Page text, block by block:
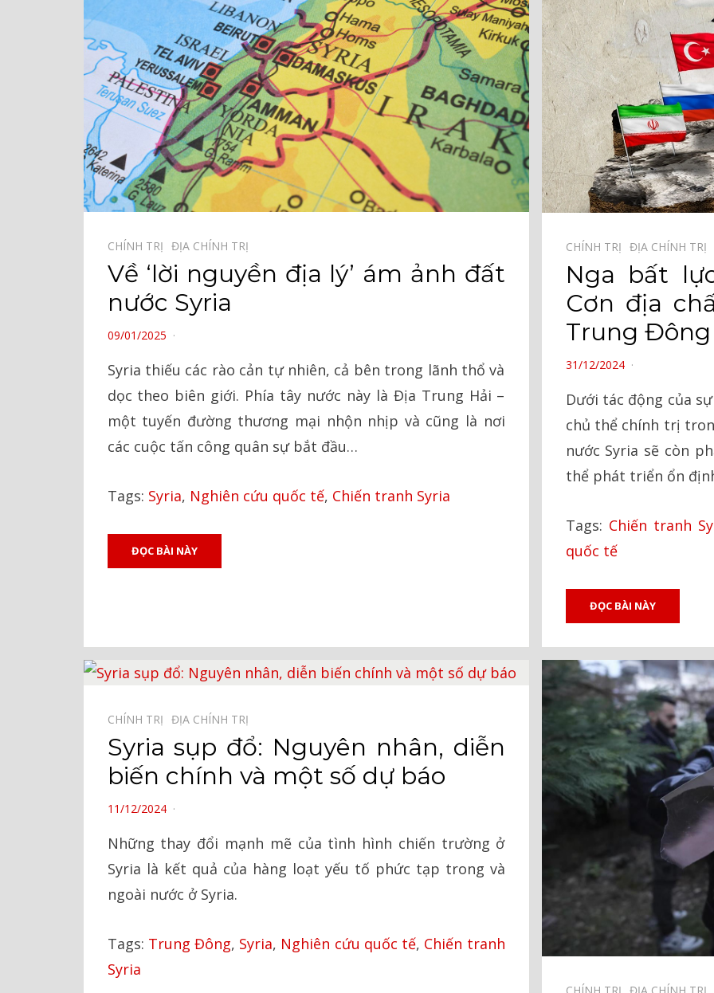
CHÍNH TRỊ⠀ ĐỊA CHÍNH TRỊ⠀
Về ‘lời nguyền địa lý’ ám ảnh đất
nước Syria
POSTED
09/01/2025
Syria thiếu các rào cản tự nhiên, cả bên trong lãnh thổ và
dọc theo biên giới. Phía tây nước này là Địa Trung Hải –
một tuyến đường thương mại nhộn nhịp và cũng là nơi
các cuộc tấn công quân sự bắt đầu…
Tags: Syria, Nghiên cứu quốc tế, Chiến tranh Syria
ĐỌC BÀI NÀY
CHÍNH TRỊ⠀ ĐỊA CHÍNH TRỊ⠀
Nga bất
Cơn địa
Trung Đông
POSTED
31/12/2024
Dưới tác động của
chủ thể chính trị
nước Syria sẽ còn
thể phát triển ổn
Tags: Chiến tranh
quốc tế
ĐỌC BÀI NÀY
CHÍNH TRỊ⠀ ĐỊA CHÍNH TRỊ⠀
Syria sụp đổ: Nguyên nhân, diễn
biến chính và một số dự báo
POSTED
11/12/2024
Những thay đổi mạnh mẽ của tình hình chiến trường ở
Syria là kết quả của hàng loạt yếu tố phức tạp trong và
ngoài nước ở Syria.
Tags: Trung Đông, Syria, Nghiên cứu quốc tế, Chiến tranh
Syria